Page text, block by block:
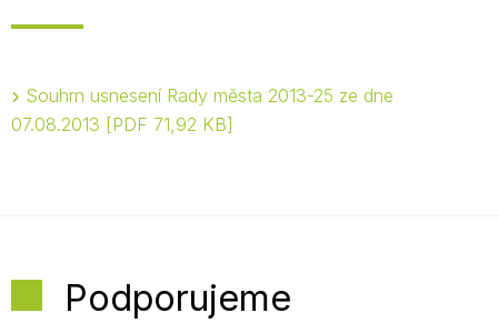
Souhrn usnesení Rady města 2013-25 ze dne
07.08.2013
PDF 71,92 KB
Podporujeme